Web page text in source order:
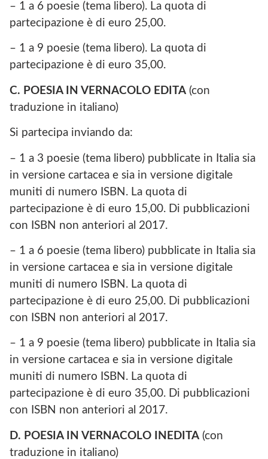
– 1 a 6 poesie (tema libero). La quota di
partecipazione è di euro 25,00.
– 1 a 9 poesie (tema libero). La quota di
partecipazione è di euro 35,00.
C. POESIA IN VERNACOLO EDITA(con
traduzione in italiano)
Si partecipa inviando da:
– 1 a 3 poesie (tema libero) pubblicate in Italia sia
in versione cartacea e sia in versione digitale
muniti di numero ISBN. La quota di
partecipazione è di euro 15,00. Di pubblicazioni
con ISBN non anteriori al 2017.
– 1 a 6 poesie (tema libero) pubblicate in Italia sia
in versione cartacea e sia in versione digitale
muniti di numero ISBN. La quota di
partecipazione è di euro 25,00. Di pubblicazioni
con ISBN non anteriori al 2017.
– 1 a 9 poesie (tema libero) pubblicate in Italia sia
in versione cartacea e sia in versione digitale
muniti di numero ISBN. La quota di
partecipazione è di euro 35,00. Di pubblicazioni
con ISBN non anteriori al 2017.
D. POESIA IN VERNACOLO INEDITA(con
traduzione in italiano)